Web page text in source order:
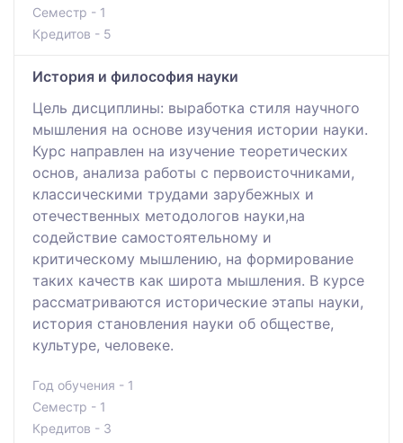
Семестр - 1
Кредитов - 5
История и философия науки
Цель дисциплины: выработка стиля научного
мышления на основе изучения истории науки.
Курс направлен на изучение теоретических
основ, анализа работы c первоисточниками,
классическими трудами зарубежных и
отечественных методологов науки,на
содействие самостоятельному и
критическому мышлению, на формирование
таких качеств как широта мышления. В курсе
рассматриваются исторические этапы науки,
история становления науки об обществе,
культуре, человеке.
Год обучения - 1
Семестр - 1
Кредитов - 3